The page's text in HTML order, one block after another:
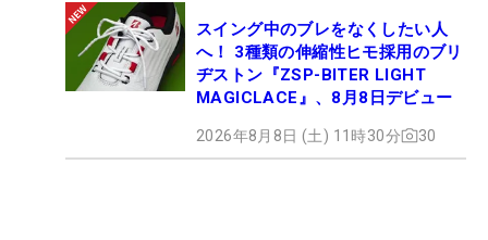
スイング中のブレをなくしたい人
へ！ 3種類の伸縮性ヒモ採用のブリ
ヂストン『ZSP-BITER LIGHT
MAGICLACE』、8月8日デビュー
2026年8月8日 (土) 11時30分 30